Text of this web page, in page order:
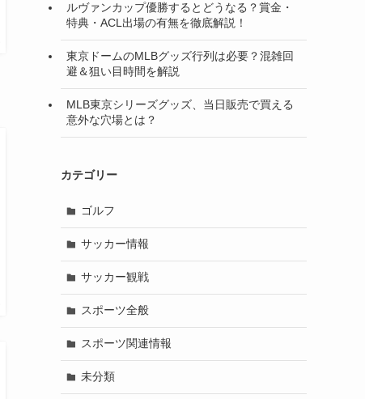
ルヴァンカップ優勝するとどうなる？賞金・
特典・ACL出場の有無を徹底解説！
東京ドームのMLBグッズ行列は必要？混雑回
避＆狙い目時間を解説
MLB東京シリーズグッズ、当日販売で買える
意外な穴場とは？
カテゴリー
ゴルフ
サッカー情報
サッカー観戦
スポーツ全般
スポーツ関連情報
未分類